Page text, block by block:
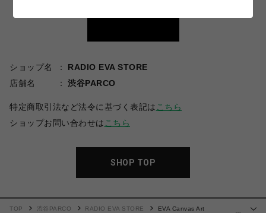
ショップ名
RADIO EVA STORE
店舗名
渋谷PARCO
特定商取引法など法令に基づく表記は こちら
ショップお問い合わせは こちら
SHOP TOP
TOP 渋谷PARCO RADIO EVA STORE
EVA Canvas Art